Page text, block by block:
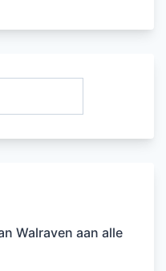
Walraven aan alle